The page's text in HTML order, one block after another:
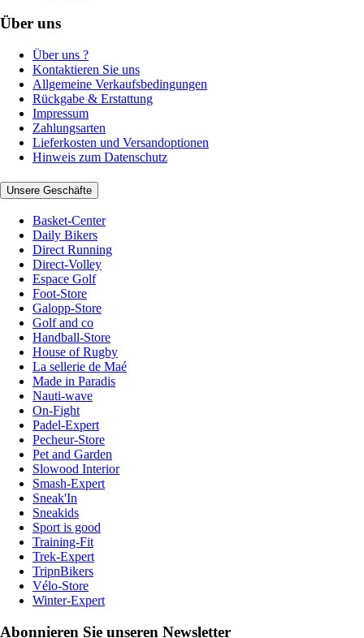
Über uns
Über uns ?
Kontaktieren Sie uns
Allgemeine Verkaufsbedingungen
Rückgabe & Erstattung
Impressum
Zahlungsarten
Lieferkosten und Versandoptionen
Hinweis zum Datenschutz
Unsere Geschäfte
Basket-Center
Daily Bikers
Direct Running
Direct-Volley
Espace Golf
Foot-Store
Galopp-Store
Golf and co
Handball-Store
House of Rugby
La sellerie de Maé
Made in Paradis
Nauti-wave
On-Fight
Padel-Expert
Pecheur-Store
Pet and Garden
Slowood Interior
Smash-Expert
Sneak'In
Sneakids
Sport is good
Training-Fit
Trek-Expert
TripnBikers
Vélo-Store
Winter-Expert
Abonnieren Sie unseren Newsletter